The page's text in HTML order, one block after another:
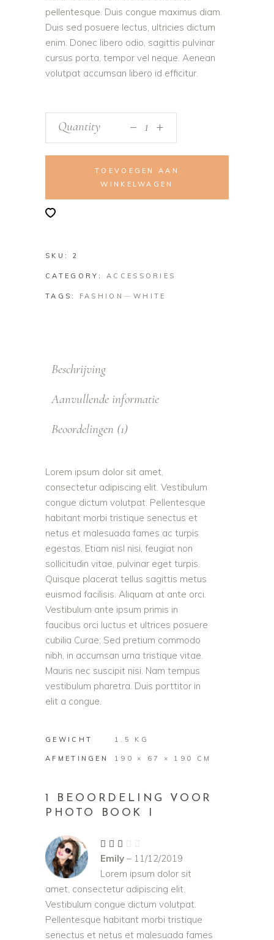
op
klantbeoordeling
pellentesque. Duis congue maximus diam.
Duis sed posuere lectus, ultricies dictum
enim. Donec libero odio, sagittis pulvinar
cursus porta, tempor vel neque. Aenean
volutpat accumsan libero id efficitur.
Quantity +
TOEVOEGEN AAN
WINKELWAGEN
SKU: 2
CATEGORY:ACCESSORIES
TAGS: FASHION WHITE
Beschrijving
Aanvullende informatie
Beoordelingen (1)
Lorem ipsum dolor sit amet,
consectetur adipiscing elit. Vestibulum
congue dictum volutpat. Pellentesque
habitant morbi tristique senectus et
netus et malesuada fames ac turpis
egestas. Etiam nisl nisi, feugiat non
sollicitudin vitae, pulvinar eget turpis.
Quisque placerat tellus sagittis metus
euismod facilisis. Aliquam at ante orci.
Vestibulum ante ipsum primis in
faucibus orci luctus et ultrices posuere
cubilia Curae; Sed pretium commodo
nibh, in accumsan urna tristique vitae.
Mauris nec suscipit nisi. Nam tempus
vestibulum pharetra. Duis porttitor in
elit a congue.
GEWICHT 1.5 KG
AFMETINGEN 190 × 67 × 190 CM
1 BEOORDELING VOOR
PHOTO BOOK I
3
uit
5
Emily – 11/12/2019
Lorem ipsum dolor sit
amet, consectetur adipiscing elit.
Vestibulum congue dictum volutpat.
Pellentesque habitant morbi tristique
senectus et netus et malesuada fames